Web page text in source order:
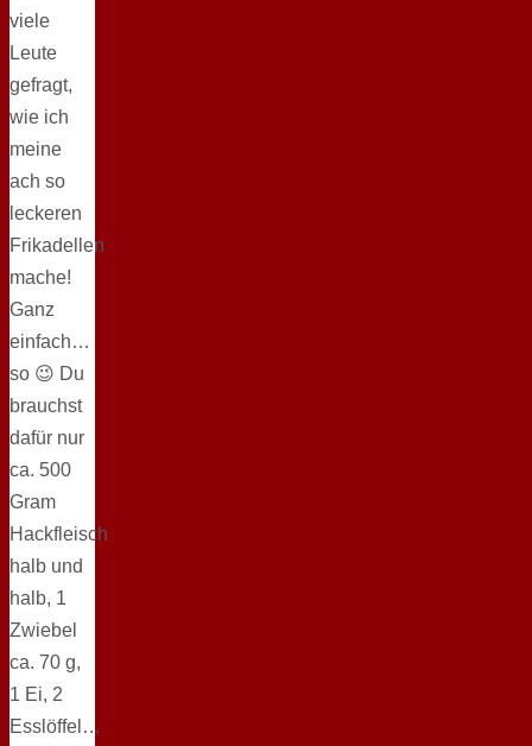
viele
Leute
gefragt,
wie ich
meine
ach so
leckeren
Frikadellen
mache!
Ganz
einfach…
so 😉 Du
brauchst
dafür nur
ca. 500
Gram
Hackfleisch
halb und
halb, 1
Zwiebel
ca. 70 g,
1 Ei, 2
Esslöffel…